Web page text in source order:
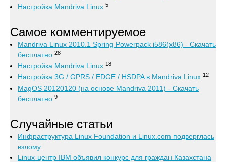
Настройка Mandriva Linux 5
Самое комментируемое
Mandriva Linux 2010.1 Spring Powerpack i586(x86) - Скачать
бесплатно 28
Настройка Mandriva Linux 18
Настройка 3G / GPRS / EDGE / HSDPA в Mandriva Linux 12
MagOS 20120120 (на основе Mandriva 2011) - Скачать
бесплатно 9
Случайные статьи
Инфраструктура Linux Foundation и Linux.com подверглась
взлому
Linux-центр IBM объявил конкурс для граждан Казахстана